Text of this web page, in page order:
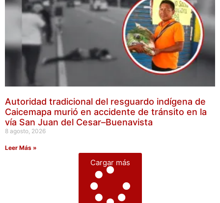
Autoridad tradicional del resguardo indígena de
Caicemapa murió en accidente de tránsito en la
vía San Juan del Cesar–Buenavista
8 agosto, 2026
Leer Más »
Cargar más